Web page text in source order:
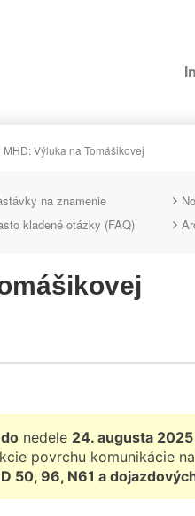
MHD: Výluka na Tomášikovej
na znamenie
kladené otázky (FAQ)
nedele 24. augusta 2025
povrchu komunikácie
50, 96, N61 a